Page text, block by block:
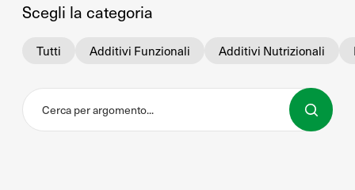
Scegli la categoria
Tutti Additivi Funzionali Additivi Nutrizionali